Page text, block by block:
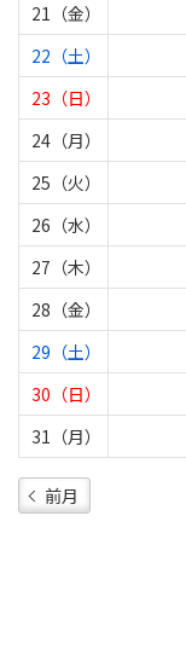
21（金）
22（土）
23（日）
24（月）
25（火）
26（水）
27（木）
28（金）
29（土）
30（日）
31（月）
前月